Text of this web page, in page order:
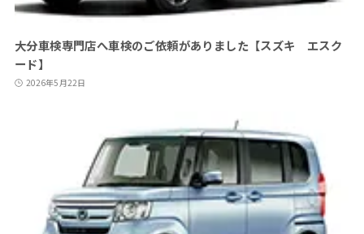
大分車検専門店へ車検のご依頼がありました【スズキ エスク
ード】
2026年5月22日